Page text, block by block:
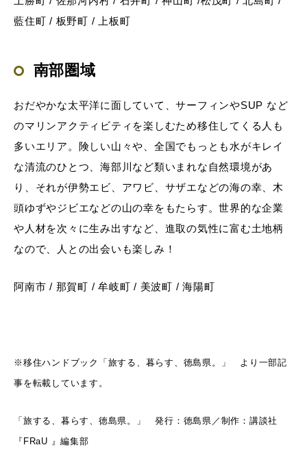
藍住町 / 板野町 / 上板町
南部圏域
おだやかな太平洋に面していて、サーフィンやSUP など
のマリンアクティビティを楽しむため移住してくる人も
多いエリア。険しい山々や、全国でもっとも水がキレイ
な清流のひとつ、海部川など類いまれな自然環境があ
り、それが伊勢エビ、アワビ、サザエなどの海の幸、木
頭ゆずやジビエなどの山の幸をもたらす。世界的な企業
や人材を次々に生み出すなど、進取の気性に富む土地柄
なので、人との出会いも楽しみ！
阿南市 / 那賀町 / 牟岐町 / 美波町 / 海陽町
※移住ハンドブック「旅する、暮らす、徳島県。」 より一部記
事を転載しています。
「旅する、暮らす、徳島県。」 発行：徳島県／制作：講談社
『FRaU 』編集部